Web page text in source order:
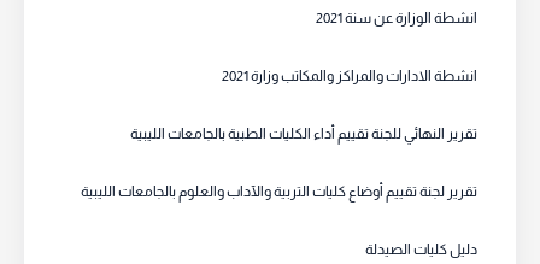
انشطة الوزارة عن سنة 2021
انشطة الادارات والمراكز والمكاتب وزارة 2021
تقرير النهائي للجنة تقييم أداء الكليات الطبية بالجامعات الليبية
تقرير لجنة تقييم أوضاع كليات التربية والآداب والعلوم بالجامعات الليبية
دليل كليات الصيدلة